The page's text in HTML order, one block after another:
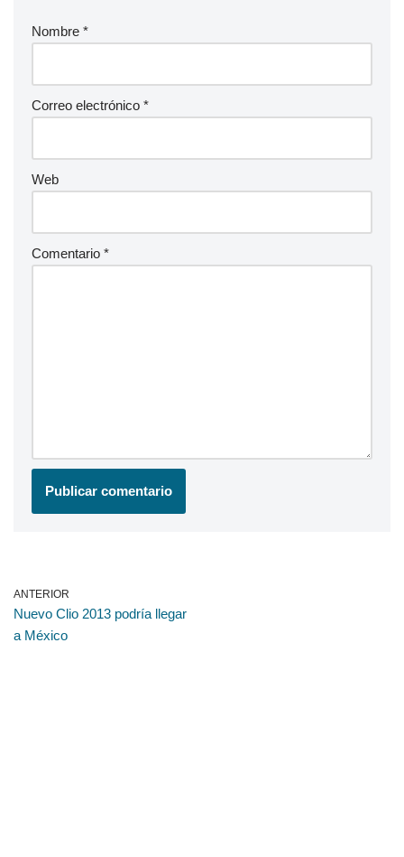
Nombre *
Correo electrónico *
Web
Comentario *
ANTERIOR
Nuevo Clio 2013 podría llegar
a México